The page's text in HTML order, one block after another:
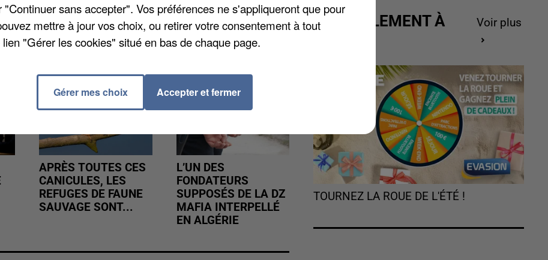
APRÈS TOUTES CES
CANICULES, LES
REFUGES DE FAUNE
SAUVAGE SONT...
L’UN DES
FONDATEURS
SUPPOSÉS DE LA DZ
MAFIA INTERPELLÉ
EN ALGÉRIE
ACTUELLEMENT À
Voir plus
TOURNEZ LA ROUE DE L'ÉTÉ !
"Continuer sans accepter". Vos préférences ne s'appliqueront que pour
mettre à jour vos choix, ou retirer votre consentement à tout
"Gérer les cookies" situé en bas de chaque page.
Gérer mes choix Accepter et fermer